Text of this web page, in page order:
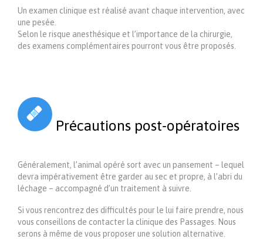
Un examen clinique est réalisé avant chaque intervention, avec
une pesée.
Selon le risque anesthésique et l’importance de la chirurgie,
des examens complémentaires pourront vous être proposés.

Précautions post-opératoires
Généralement, l’animal opéré sort avec un pansement – lequel
devra impérativement être garder au sec et propre, à l’abri du
léchage – accompagné d’un traitement à suivre.
Si vous rencontrez des difficultés pour le lui faire prendre, nous
vous conseillons de contacter la clinique des Passages. Nous
serons à même de vous proposer une solution alternative.